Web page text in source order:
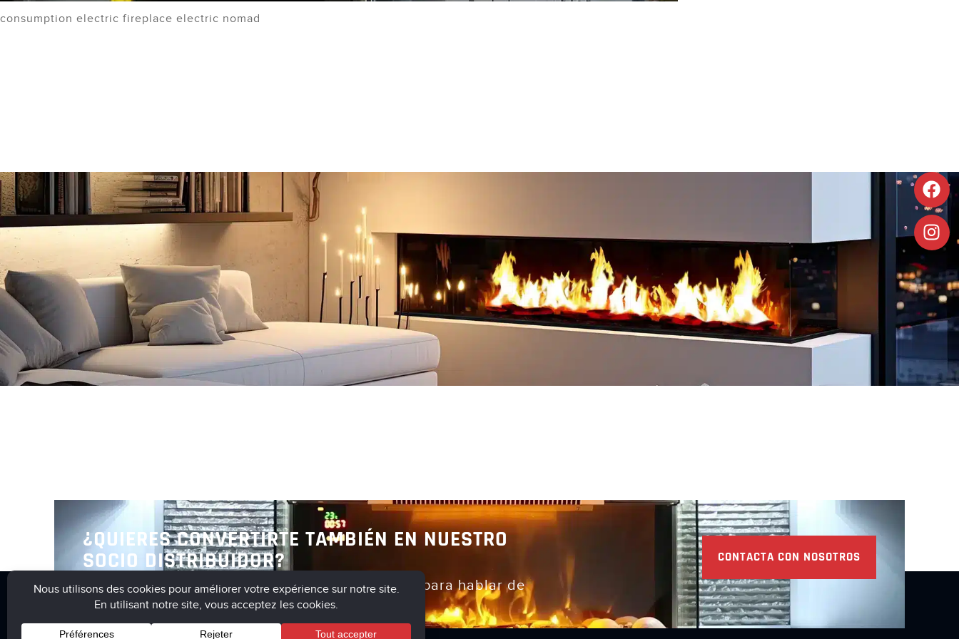
Empotrable De pared De pie
Descubre
Pequeña / Portatil
Descubre
consumption electric fireplace electric nomad
¿QUIERES CONVERTIRTE TAMBIÉN EN NUESTRO
SOCIO DISTRIBUIDOR?
Te invitamos a ponerte en contacto con nosotros para hablar de
CONTACTA CON NOSOTROS